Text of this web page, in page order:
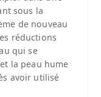
sous la
de nouveau
réductions
qui se
la peau hume
avoir utilisé